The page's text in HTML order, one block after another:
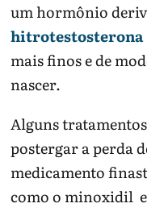
um hormônio
hitrotestosterona
mais finos e de
nascer.
Alguns
postergar a perda
medicamento
como o minoxidil